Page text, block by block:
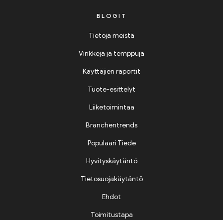
BLOGIT
Tietoja meistä
Vinkkejä ja temppuja
Käyttäjien raportit
Tuote-esittelyt
Liiketoimintaa
Branchentrends
Populaari Tiede
Hyvityskäytäntö
Tietosuojakäytäntö
Ehdot
Toimitustapa